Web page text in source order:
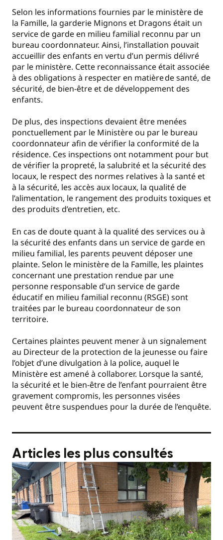
Selon les informations fournies par le ministère de
la Famille, la garderie Mignons et Dragons était un
service de garde en milieu familial reconnu par un
bureau coordonnateur. Ainsi, l’installation pouvait
accueillir des enfants en vertu d’un permis délivré
par le ministère. Cette reconnaissance était associée
à des obligations à respecter en matière de santé, de
sécurité, de bien-être et de développement des
enfants.
De plus, des inspections devaient être menées
ponctuellement par le Ministère ou par le bureau
coordonnateur afin de vérifier la conformité de la
résidence. Ces inspections ont notamment pour but
de vérifier la propreté, la salubrité et la sécurité des
locaux, le respect des normes relatives à la santé et
à la sécurité, les accès aux locaux, la qualité de
l’alimentation, le rangement des produits toxiques et
des produits d’entretien, etc.
En cas de doute quant à la qualité des services ou à
la sécurité des enfants dans un service de garde en
milieu familial, les parents peuvent déposer une
plainte. Selon le ministère de la Famille, les plaintes
concernant une prestation rendue par une
personne responsable d’un service de garde
éducatif en milieu familial reconnu (RSGE) sont
traitées par le bureau coordonnateur de son
territoire.
Certaines plaintes peuvent mener à un signalement
au Directeur de la protection de la jeunesse ou faire
l’objet d’une divulgation à la police, auquel le
Ministère est amené à collaborer. Lorsque la santé,
la sécurité et le bien-être de l’enfant pourraient être
gravement compromis, les personnes visées
peuvent être suspendues pour la durée de l’enquête.
Articles les plus consultés